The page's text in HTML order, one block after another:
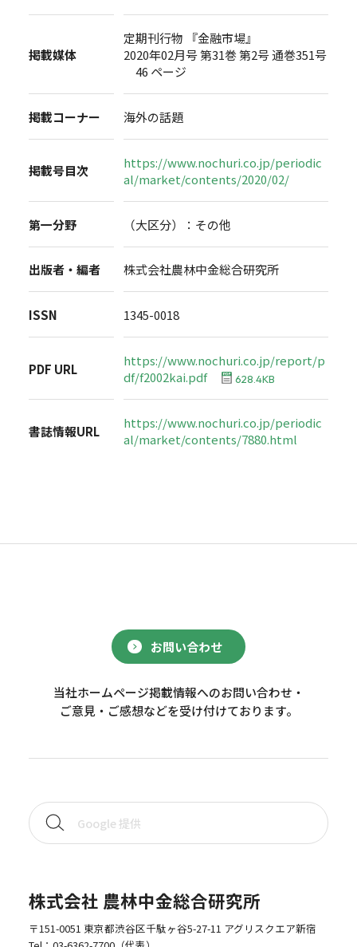
掲載媒体
定期刊行物 『金融市場』
2020年02月号 第31巻 第2号 通巻351号
46 ページ
掲載コーナー 海外の話題
掲載号目次
https://www.nochuri.co.jp/periodic
al/market/contents/2020/02/
第一分野 （大区分）：その他
出版者・編者 株式会社農林中金総合研究所
ISSN 1345-0018
PDF URL
https://www.nochuri.co.jp/report/p
df/f2002kai.pdf
628.4KB
書誌情報URL
https://www.nochuri.co.jp/periodic
al/market/contents/7880.html
お問い合わせ
当社ホームページ掲載情報へのお問い合わせ・
ご意見・ご感想などを受け付けております。
株式会社 農林中金総合研究所
〒151-0051 東京都渋谷区千駄ヶ谷5-27-11 アグリスクエア新宿